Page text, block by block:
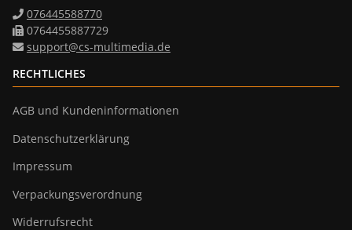
076445588770
0764455887729
support@cs-multimedia.de
RECHTLICHES
AGB und Kundeninformationen
Datenschutzerklärung
Impressum
Verpackungsverordnung
Widerrufsrecht